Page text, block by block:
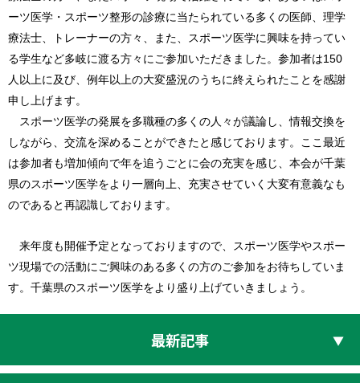
ーツ医学・スポーツ整形の診療に当たられている多くの医師、理学
療法士、トレーナーの方々、また、スポーツ医学に興味を持ってい
る学生など多岐に渡る方々にご参加いただきました。参加者は150
人以上に及び、例年以上の大変盛況のうちに終えられたことを感謝
申し上げます。
スポーツ医学の発展を多職種の多くの人々が議論し、情報交換を
しながら、交流を深めることができたと感じております。ここ最近
は参加者も増加傾向で年を追うごとに会の充実を感じ、本会が千葉
県のスポーツ医学をより一層向上、充実させていく大変有意義なも
のであると再認識しております。
来年度も開催予定となっておりますので、スポーツ医学やスポー
ツ現場での活動にご興味のある多くの方のご参加をお待ちしていま
す。千葉県のスポーツ医学をより盛り上げていきましょう。
最新記事